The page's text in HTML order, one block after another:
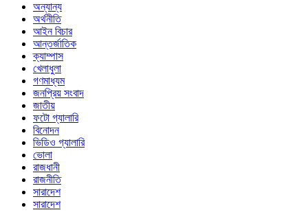
অন্যান্য
অর্থনীতি
আইন বিচার
আন্তর্জাতিক
ক্যাম্পাস
খেলাধুলা
গণমাধ্যম
জনপ্রিয় সংবাদ
জাতীয়
ফটো গ্যালারি
বিনোদন
ভিডিও গ্যালারি
ভোলা
রাজধানী
রাজনীতি
সারাদেশ
সারাদেশ